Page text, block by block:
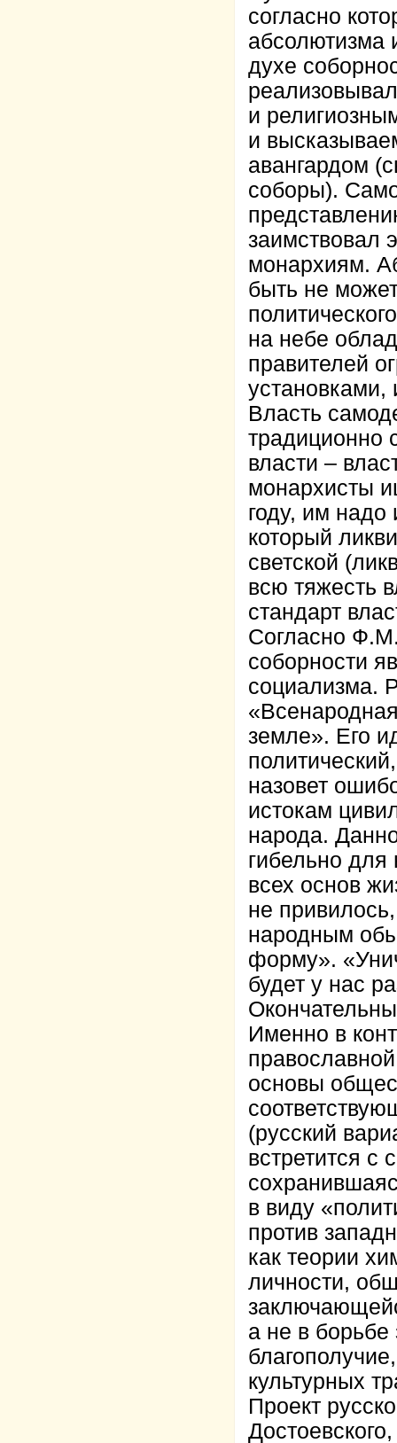
согласно
абсолютизма
духе
и
и
авангардом
соборы).
заимствовал
монархиям.
быть не
на небе
правителей
Власть
традиционно
власти –
монархисты
году, им надо
который
светской
всю тяжесть
стандарт
Согласно
соборности
социализма.
земле». Его
назовет
истокам
народа.
гибельно для
всех основ
не
народным
форму».
будет у нас
Именно в
основы
(русский
встретится
в виду
против
как теории
личности,
а не в
культурных
Проект